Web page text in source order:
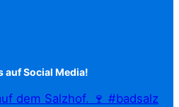
auf Social Media!
dem Salzhof. 🍷 #badsalz